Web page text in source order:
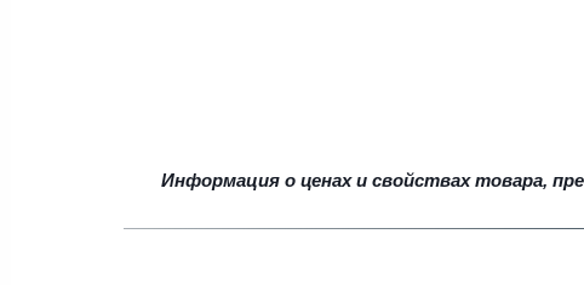
Информация о ценах и свойствах товара,